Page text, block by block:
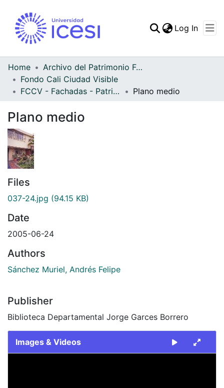
Log In
Home
Archivo del Patrimonio Fotográfico y Fílmico del Valle del Cauca
Fondo Cali Ciudad Visible
FCCV - Fachadas - Patrimonial
Plano medio
Plano medio
Files
037-24.jpg (94.15 KB)
Date
2005-06-24
Authors
Sánchez Muriel, Andrés Felipe
Publisher
Biblioteca Departamental Jorge Garces Borrero
Images & Videos